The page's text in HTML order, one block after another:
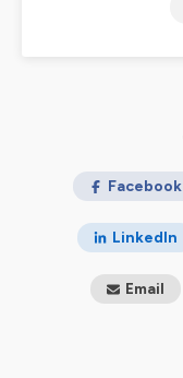
Facebook
LinkedIn
Email